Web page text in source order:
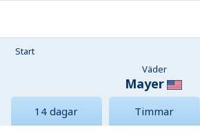
Start
Väder
Mayer
14 dagar Timmar